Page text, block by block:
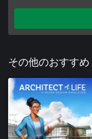
その他のおすすめ